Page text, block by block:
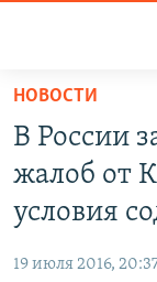
Вернуться
основному
содержанию
главной
СПЕЦПРОЕКТЫ
11 ЛЕТ
ЕЩЕ
НОВОСТИ
В России
жалоб от
условия
19 июля 2016,